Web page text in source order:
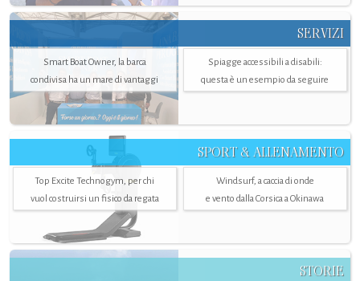
SERVIZI
Smart Boat Owner, la barca
condivisa ha un mare di vantaggi
Spiagge accessibili a disabili:
questa è un esempio da seguire
SPORT & ALLENAMENTO
Top Excite Technogym, per chi
vuol costruirsi un fisico da regata
Windsurf, a caccia di onde
e vento dalla Corsica a Okinawa
STORIE